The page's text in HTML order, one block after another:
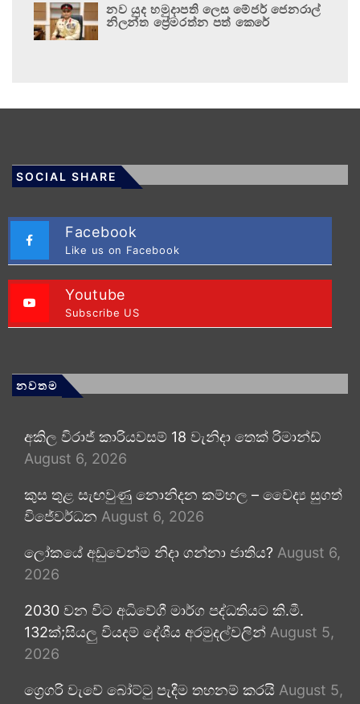
නව යුද හමුදාපති ලෙස මේජර් ජෙනරාල්
නිලන්ත ප්‍රේමරත්න පත් කෙරේ
SOCIAL SHARE
Facebook
Like us on Facebook
Youtube
Subscribe US
නවතම
අකිල විරාජ් කාරියවසම් 18 වැනිදා තෙක් රිමාන්ඩ්
August 6, 2026
කුස තුළ සැඟවුණු නොනිදන කම්හල – වෛද්‍ය සුගත්
විජේවර්ධන August 6, 2026
ලෝකයේ අඩුවෙන්ම නිදා ගන්නා ජාතිය? August 6,
2026
2030 වන විට අධිවේගී මාර්ග පද්ධතියට කි.මී.
132ක්;සියලු වියදම් දේශීය අරමුදල්වලින් August 5,
2026
ග්‍රෙගරි වැවේ බෝට්ටු පැදීම තහනම් කරයි August 5,